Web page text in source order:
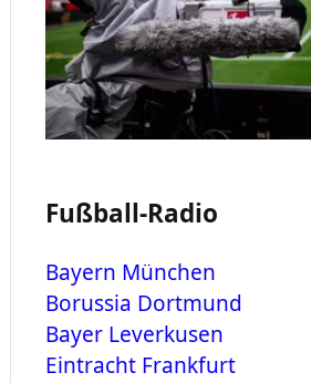
Fußball-Radio
Bayern München
Borussia Dortmund
Bayer Leverkusen
Eintracht Frankfurt